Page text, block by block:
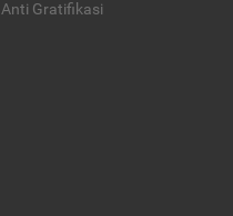
Anti Gratifikasi